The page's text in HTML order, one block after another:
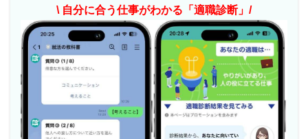
\ 自分に合う仕事がわかる「適職診断」/